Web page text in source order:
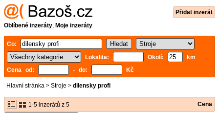
Přidat inzerát
Oblíbené inzeráty, Moje inzeráty
Co:
Lokalita:
Okolí:
km
Cena od:
- do: Kč
Hlavní stránka > Stroje > dilensky profi
1-5 inzerátů z 5 Cena